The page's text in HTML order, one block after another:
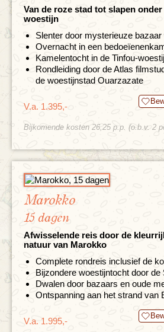
Van de roze stad tot slapen
woestijn
Slenter door mysterieuze
Overnacht in een
Kamelentocht in de Tinfou-
Rondleiding door de Atlas
de woestijnstad Ouarzazate
V.a. 1.395,-
Bijkomende kosten 26,25 p.p. (o.b.v. 2
Marokko
15 dagen
Afwisselende reis door de
natuur van Marokko
Complete rondreis inclusief de
Bijzondere woestijntocht door de
Dwalen door bazaars en oude
Ontspanning aan het strand van
V.a. 1.995,-